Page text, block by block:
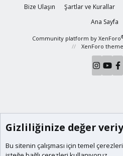
Bize Ulaşın
Şartlar ve Kurallar
Ana Sayfa
Community platform by XenForo
XenForo theme
Gizliliğinize değer
Bu sitenin çalışması için temel çerezleri